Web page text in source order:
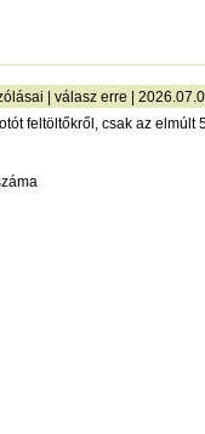
|válasz erre |
feltöltőkről, csak az elmúlt